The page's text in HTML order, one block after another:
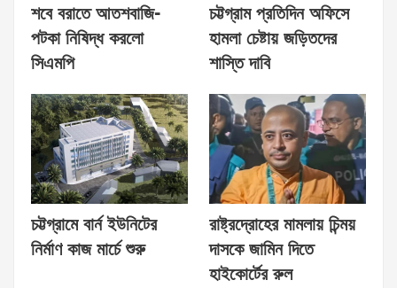
শবে বরাতে আতশবাজি-
পটকা নিষিদ্ধ করলো
সিএমপি
চট্টগ্রাম প্রতিদিন অফিসে
হামলা চেষ্টায় জড়িতদের
শাস্তি দাবি
চট্টগ্রামে বার্ন ইউনিটের
নির্মাণ কাজ মার্চে শুরু
রাষ্ট্রদ্রোহের মামলায় চিন্ময়
দাসকে জামিন দিতে
হাইকোর্টের রুল